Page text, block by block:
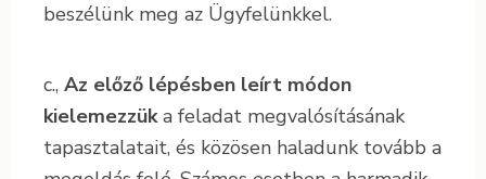
beszélünk meg az Ügyfelünkkel.
c., Az előző lépésben leírt módon
kielemezzüka feladat megvalósításának
tapasztalatait, és közösen haladunk tovább a